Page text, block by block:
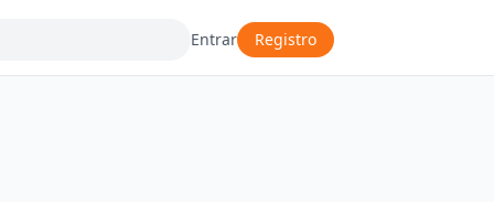
Entrar Registro